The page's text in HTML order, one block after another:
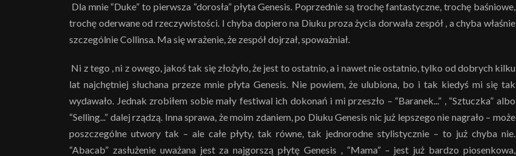
Dla mnie “Duke” to pierwsza “dorosła” płyta Genesis. Poprzednie są trochę fantastyczne, trochę baśniowe,
trochę oderwane od rzeczywistości. I chyba dopiero na Diuku proza życia dorwała zespół , a chyba właśnie
szczególnie Collinsa. Ma się wrażenie, że zespół dojrzał, spoważniał.
Ni z tego , ni z owego, jakoś tak się złożyło, że jest to ostatnio, a i nawet nie ostatnio, tylko od dobrych kilku
lat najchętniej słuchana przeze mnie płyta Genesis. Nie powiem, że ulubiona, bo i tak kiedyś mi się tak
wydawało. Jednak zrobiłem sobie mały festiwal ich dokonań i mi przeszło – “Baranek...” , “Sztuczka” albo
“Selling...” dalej rządzą. Inna sprawa, że moim zdaniem, po Diuku Genesis nic już lepszego nie nagrało – może
poszczególne utwory tak – ale całe płyty, tak równe, tak jednorodne stylistycznie – to już chyba nie.
“Abacab” zasłużenie uważana jest za najgorszą płytę Genesis , “Mama” – jest już bardzo piosenkowa,